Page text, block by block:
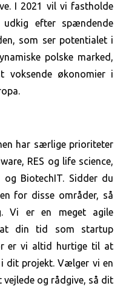
I 2021 vil vi fastholde
efter spændende
som ser potentialet i
polske marked,
voksende økonomier i
har særlige prioriteter
RES og life science,
BiotechIT. Sidder du
for disse områder, så
Vi er en meget agile
din tid som startup
er vi altid hurtige til at
dit projekt. Vælger vi en
og rådgive, så dit